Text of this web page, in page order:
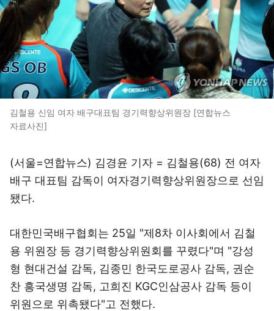
김철용 신임 여자 배구대표팀 경기력향상위원장 [연합뉴스
자료사진]
(서울=연합뉴스) 김경윤 기자 = 김철용(68) 전 여자
배구 대표팀 감독이 여자경기력향상위원장으로 선임
됐다.
대한민국배구협회는 25일 "제8차 이사회에서 김철
용 위원장 등 경기력향상위원회를 꾸렸다"며 "강성
형 현대건설 감독, 김종민 한국도로공사 감독, 권순
찬 흥국생명 감독, 고희진 KGC인삼공사 감독 등이
위원으로 위촉됐다"고 전했다.